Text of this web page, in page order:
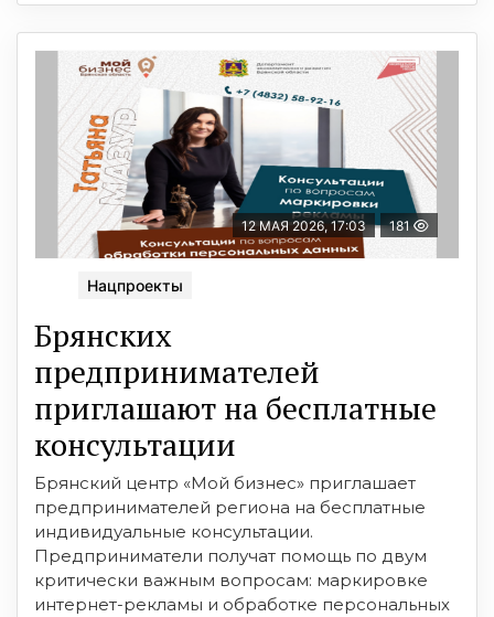
12 МАЯ 2026, 17:03 181
Нацпроекты
Брянских
предпринимателей
приглашают на бесплатные
консультации
Брянский центр «Мой бизнес» приглашает
предпринимателей региона на бесплатные
индивидуальные консультации.
Предприниматели получат помощь по двум
критически важным вопросам: маркировке
интернет-рекламы и обработке персональных